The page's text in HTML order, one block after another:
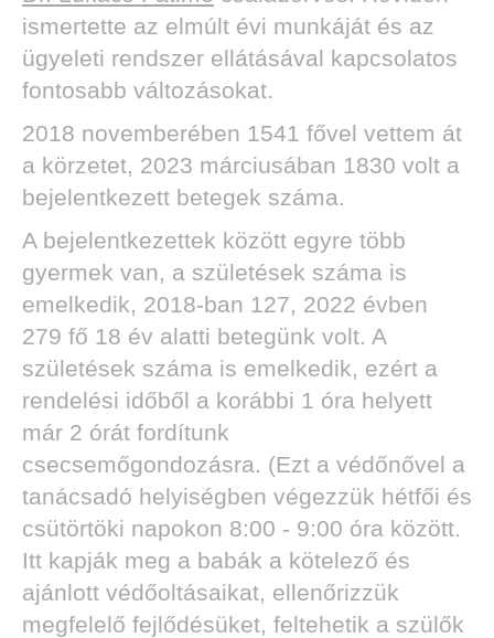
ismertette az elmúlt évi munkáját és az
ügyeleti rendszer ellátásával kapcsolatos
fontosabb változásokat.
2018 novemberében 1541 fővel vettem át
a körzetet, 2023 márciusában 1830 volt a
bejelentkezett betegek száma.
A bejelentkezettek között egyre több
gyermek van, a születések száma is
emelkedik, 2018-ban 127, 2022 évben
279 fő 18 év alatti betegünk volt. A
születések száma is emelkedik, ezért a
rendelési időből a korábbi 1 óra helyett
már 2 órát fordítunk
csecsemőgondozásra. (Ezt a védőnővel a
tanácsadó helyiségben végezzük hétfői és
csütörtöki napokon 8:00 - 9:00 óra között.
Itt kapják meg a babák a kötelező és
ajánlott védőoltásaikat, ellenőrizzük
megfelelő fejlődésüket, feltehetik a szülők